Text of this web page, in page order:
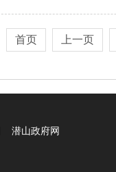
首页 上一页
潜山政府网